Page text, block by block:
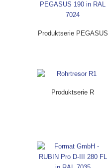
Produktserie PEGASUS
Produktserie R